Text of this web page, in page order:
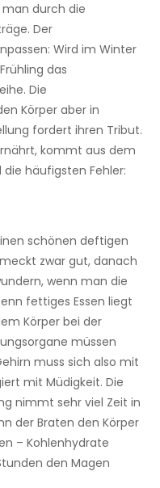
man durch die
Der
Wird im Winter
das
Die
Körper aber in
fordert ihren Tribut.
kommt aus dem
häufigsten Fehler:
schönen deftigen
zwar gut, danach
wenn man die
fettiges Essen liegt
Körper bei der
müssen
muss sich also mit
mit Müdigkeit. Die
nimmt sehr viel Zeit in
der Braten den Körper
– Kohlenhydrate
den Magen